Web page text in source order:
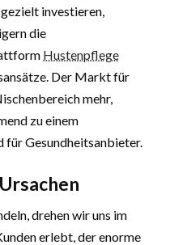
investieren,
die
Hustenpflege
Der Markt für
mehr,
zu einem
für Gesundheitsanbieter.
drehen wir uns im
erlebt, der enorme